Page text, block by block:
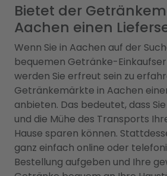
Bietet der
Aachen einen
Wenn Sie in Aachen auf der
bequemen Getränke-
werden Sie erfreut sein zu
Getränkemärkte in Aachen
anbieten. Das bedeutet, dass
und die Mühe des Transports
Hause sparen können.
ganz einfach online oder
Bestellung aufgeben und Ihre